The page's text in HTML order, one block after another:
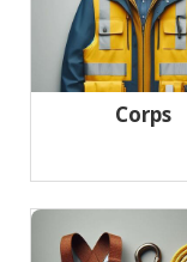
Corps